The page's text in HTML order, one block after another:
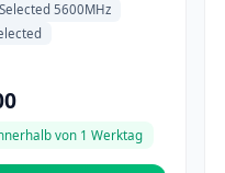
5600MHz
von 1 Werktag